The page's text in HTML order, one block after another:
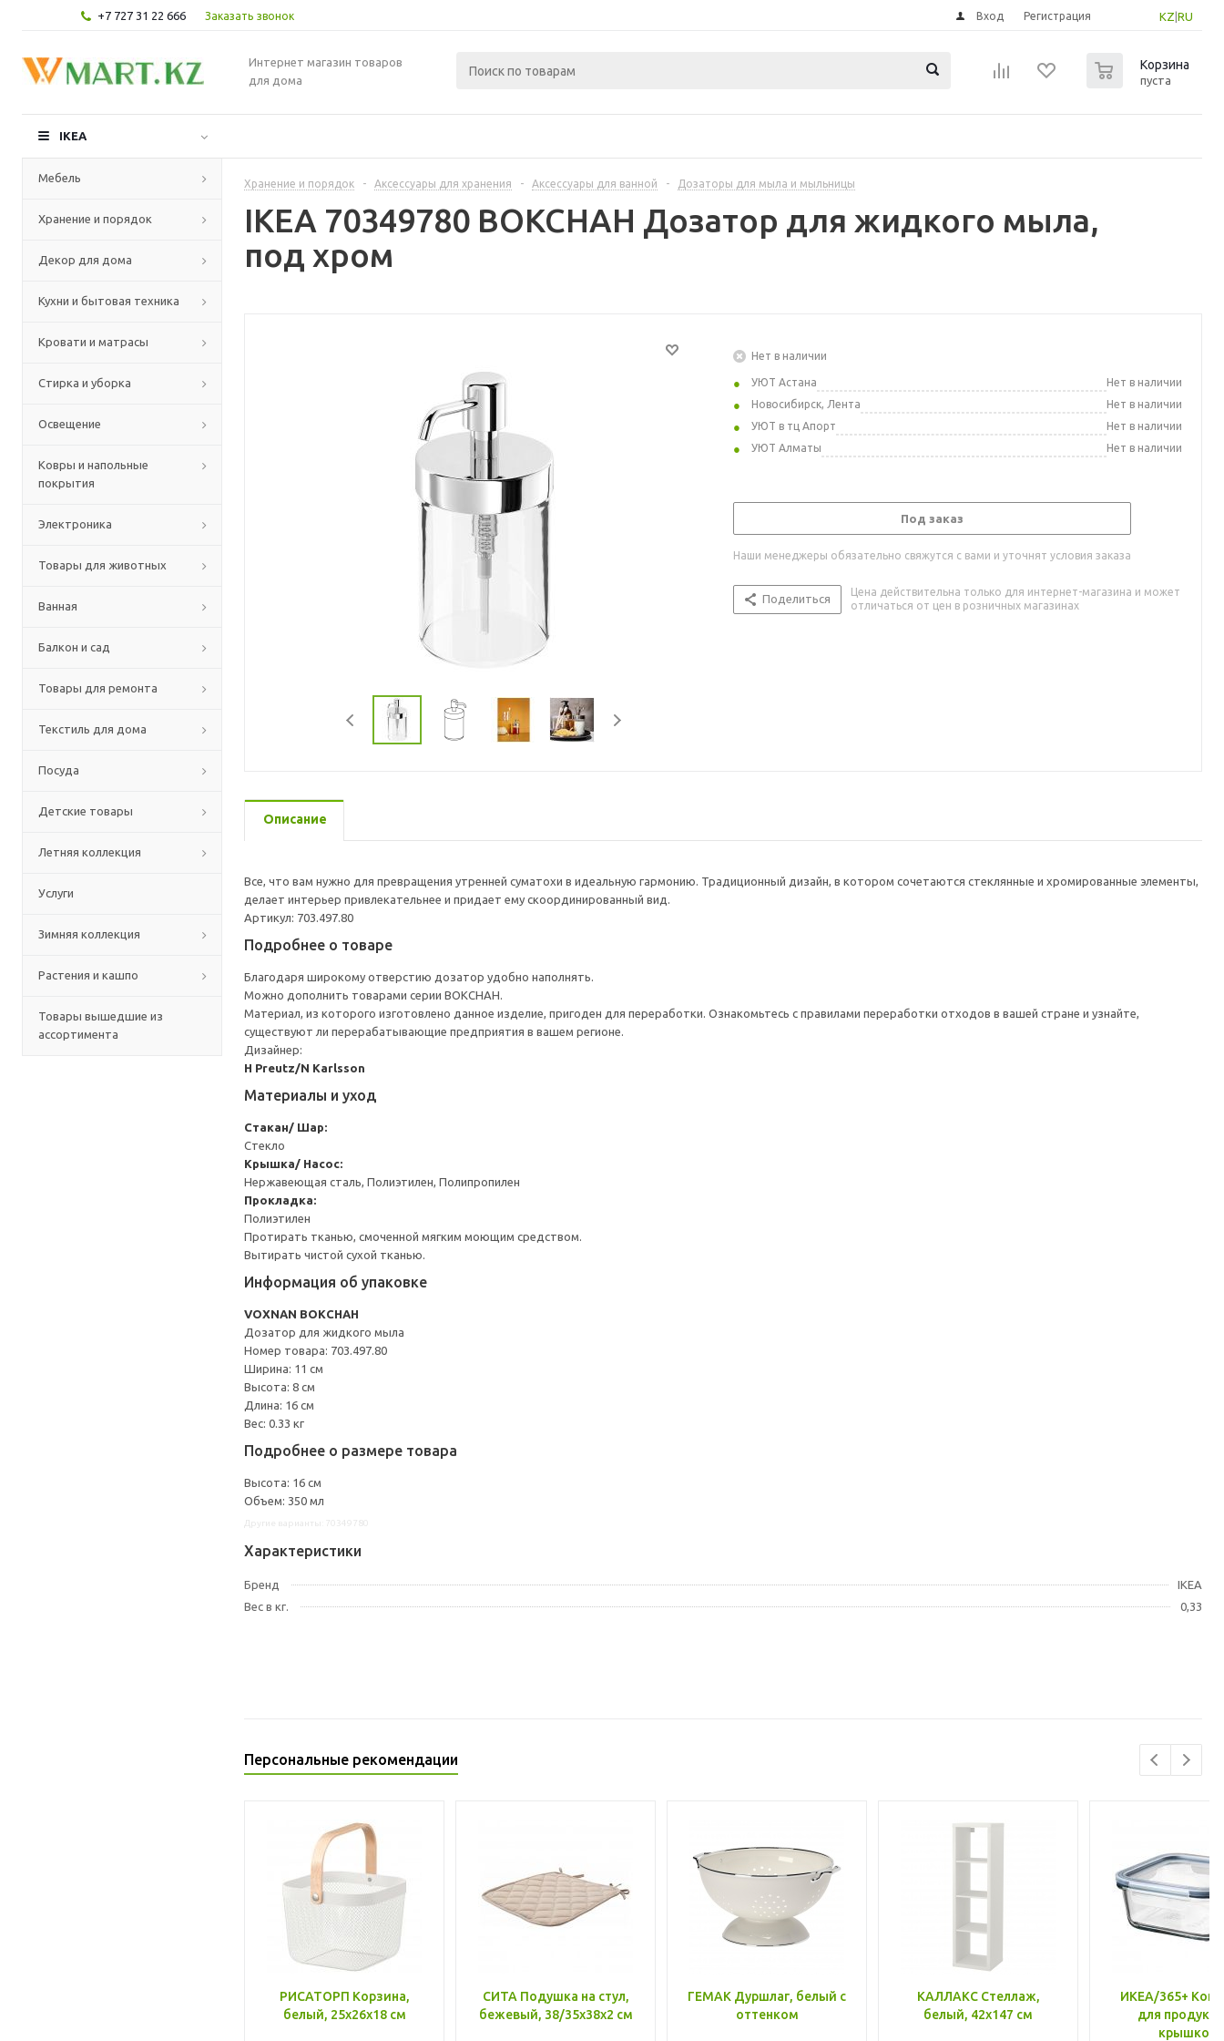
+7 727 31 22 666 Заказать звонок KZ RU
Вход Регистрация
Интернет магазин товаров
для дома
Корзина
пуста
IKEA
Мебель
Хранение и порядок
Декор для дома
Кухни и бытовая техника
Кровати и матрасы
Стирка и уборка
Освещение
Ковры и напольные
покрытия
Электроника
Товары для животных
Ванная
Балкон и сад
Товары для ремонта
Текстиль для дома
Посуда
Детские товары
Летняя коллекция
Услуги
Зимняя коллекция
Растения и кашпо
Товары вышедшие из
ассортимента
Хранение и порядок - Аксессуары для хранения - Аксессуары для ванной - Дозаторы для мыла и мыльницы
IKEA 70349780 ВОКСНАН Дозатор для жидкого мыла,
под хром
Нет в наличии
УЮТ Астана
Нет в наличии
Новосибирск, Лента
Нет в наличии
УЮТ в тц Апорт
Нет в наличии
УЮТ Алматы
Нет в наличии
Под заказ
Наши менеджеры обязательно свяжутся с вами и уточнят условия заказа
Поделиться
Цена действительна только для интернет-магазина и может
отличаться от цен в розничных магазинах
Описание
Все, что вам нужно для превращения утренней суматохи в идеальную гармонию. Традиционный дизайн, в котором сочетаются стеклянные и хромированные элементы,
делает интерьер привлекательнее и придает ему скоординированный вид.
Артикул: 703.497.80
Подробнее о товаре
Благодаря широкому отверстию дозатор удобно наполнять.
Можно дополнить товарами серии ВОКСНАН.
Материал, из которого изготовлено данное изделие, пригоден для переработки. Ознакомьтесь с правилами переработки отходов в вашей стране и узнайте,
существуют ли перерабатывающие предприятия в вашем регионе.
Дизайнер:
H Preutz/N Karlsson
Материалы и уход
Стакан/ Шар:
Стекло
Крышка/ Насос:
Нержавеющая сталь, Полиэтилен, Полипропилен
Прокладка:
Полиэтилен
Протирать тканью, смоченной мягким моющим средством.
Вытирать чистой сухой тканью.
Информация об упаковке
VOXNAN ВОКСНАН
Дозатор для жидкого мыла
Номер товара: 703.497.80
Ширина: 11 см
Высота: 8 см
Длина: 16 см
Вес: 0.33 кг
Подробнее о размере товара
Высота: 16 см
Объем: 350 мл
Характеристики
Бренд
IKEA
Вес в кг.
0,33
Персональные рекомендации
РИСАТОРП Корзина,
белый, 25x26x18 см
СИТА Подушка на стул,
бежевый, 38/35x38x2 см
ГЕМАК Дуршлаг, белый с
оттенком
КАЛЛАКС Стеллаж,
белый, 42x147 см
ИКЕА/365+
для
крышкой,